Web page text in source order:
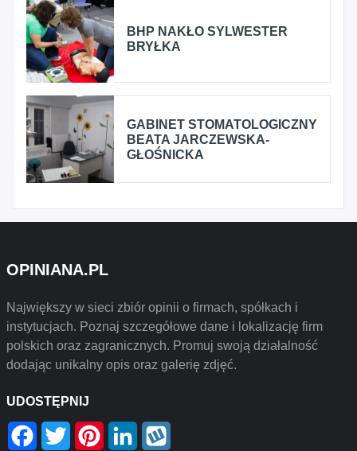
BHP NAKŁO SYLWESTER
BRYŁKA
GABINET STOMATOLOGICZNY
BEATA JARCZEWSKA-
GŁOŚNICKA
OPINIANA.PL
Największy w sieci zbiór opinii o firmach, spółkach i
instytucjach. Poznaj szczegółowe dane i lokalizację firm
polskich oraz zagranicznych. Promuj swoją działalność
dodając unikalny opis oraz galerię zdjęć.
UDOSTĘPNIJ
Facebook
Twitter PinterestLinkedIn